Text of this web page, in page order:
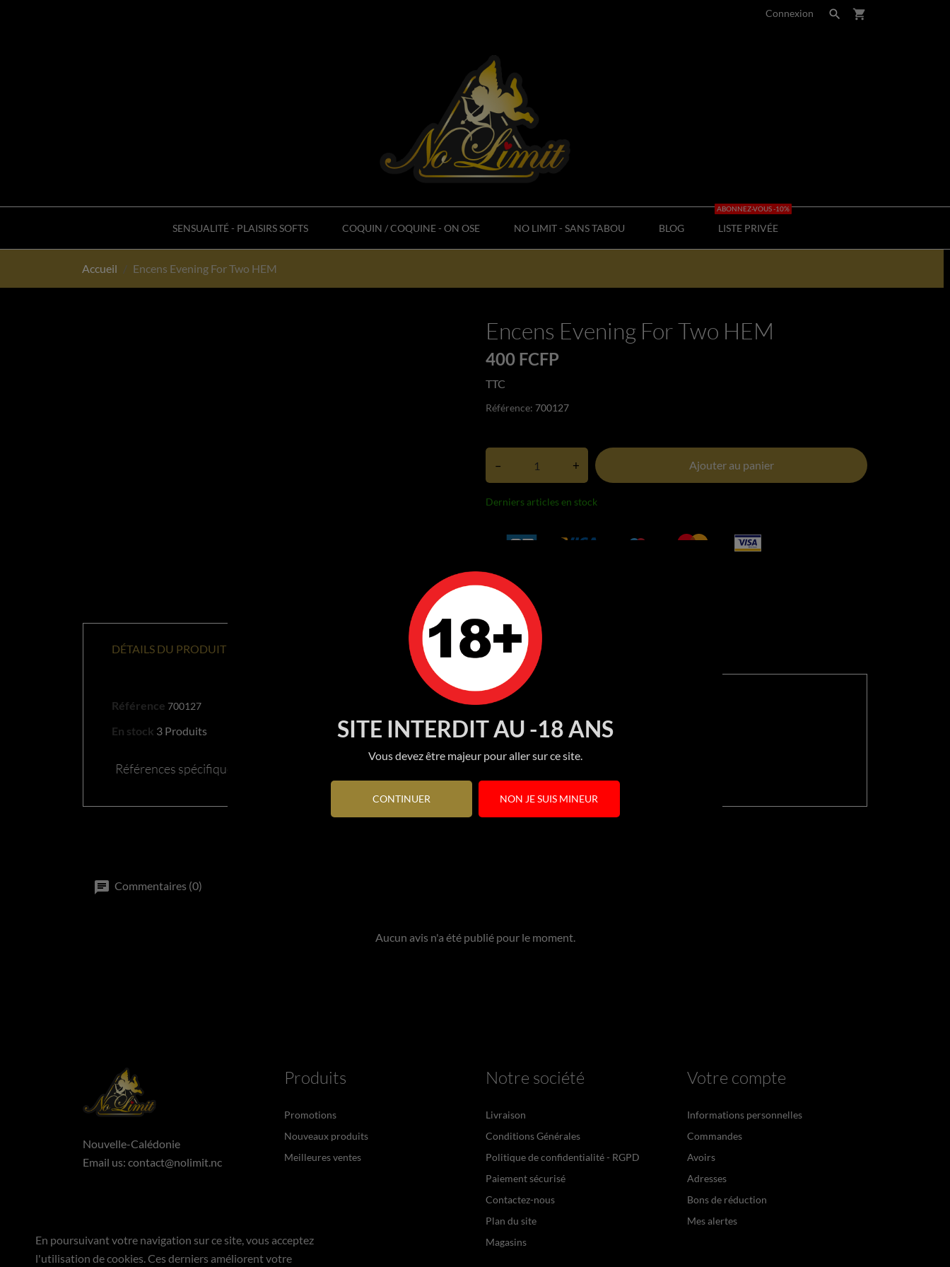
SITE INTERDIT AU -18 ANS
Vous devez être majeur pour aller sur ce site.
CONTINUER NON JE SUIS MINEUR
En poursuivant votre navigation sur ce site, vous acceptez
l'utilisation de cookies. Ces derniers améliorent votre
Connexion  shopping_cart
SENSUALITÉ - PLAISIRS SOFTS COQUIN / COQUINE - ON OSE NO LIMIT - SANS TABOU BLOG LISTE PRIVÉE
ABONNEZ-VOUS -10%
Accueil Encens Evening For Two HEM
Encens Evening For Two HEM
400 FCFP
TTC
Référence: 700127
– + Ajouter au panier
Derniers articles en stock
DÉTAILS DU PRODUIT
Référence 700127
En stock 3 Produits
Références spécifiques
Commentaires (0)
Aucun avis n'a été publié pour le moment.
Nouvelle-Calédonie
Email us: contact@nolimit.nc
Produits
Promotions
Nouveaux produits
Meilleures ventes
Notre société
Livraison
Conditions Générales
Politique de confidentialité - RGPD
Paiement sécurisé
Contactez-nous
Plan du site
Magasins
Votre compte
Informations personnelles
Commandes
Avoirs
Adresses
Bons de réduction
Mes alertes